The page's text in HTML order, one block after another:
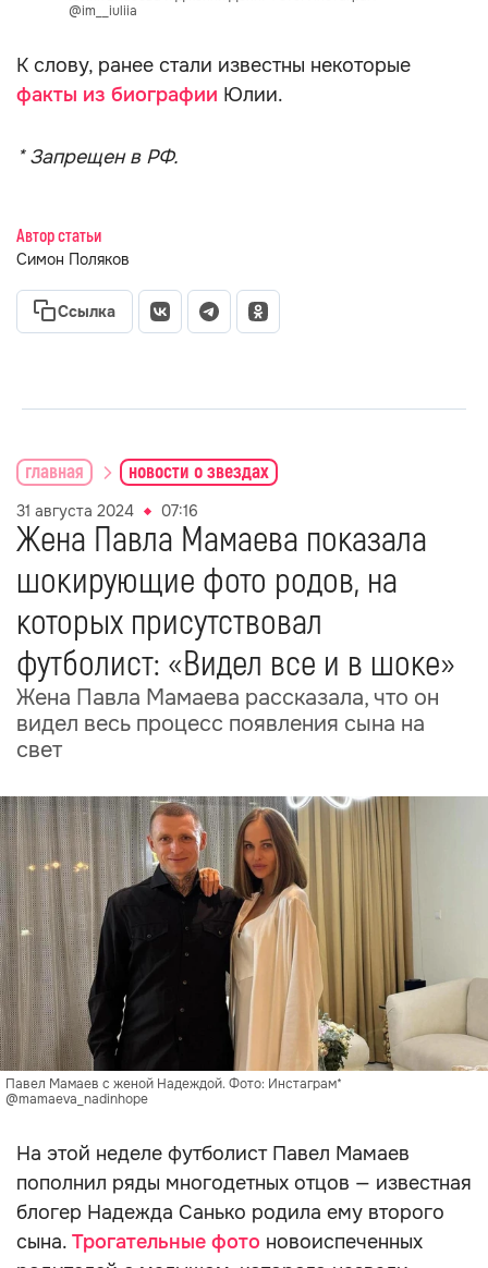
@im__iuliia
К слову, ранее стали известны некоторые
факты из биографии Юлии.
* Запрещен в РФ.
Автор статьи
Симон Поляков
Ссылка
главная новости о звездах
31 августа 2024 07:16
Жена Павла Мамаева показала
шокирующие фото родов, на
которых присутствовал
футболист: «Видел все и в шоке»
Жена Павла Мамаева рассказала, что он
видел весь процесс появления сына на
свет
Павел Мамаев с женой Надеждой. Фото: Инстаграм*
@mamaeva_nadinhope
На этой неделе футболист Павел Мамаев
пополнил ряды многодетных отцов — известная
блогер Надежда Санько родила ему второго
сына. Трогательные фото новоиспеченных